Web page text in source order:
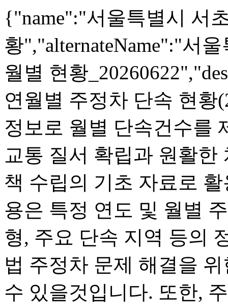
{"name":"서울특별시 서
황","alternateName":"서
월별 현황
연월별 주정차 단속 현황
정보로 월별 단속건수를
교통 질서 확립과 원활
책 수립의 기초 자료로
용은 특정 연도 및 월별
형, 주요 단속 지역 등의
법 주정차 문제 해결을
수 있을것입니다. 또한,